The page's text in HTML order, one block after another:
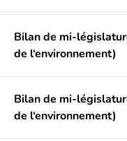
Bilan de mi-
de l‘environnement)
Bilan de mi-
de l‘environnement)